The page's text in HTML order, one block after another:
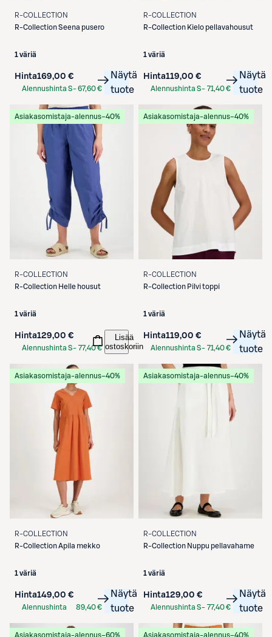
R-COLLECTION
R-CollectionSeena pusero
1 väriä
Hinta169,00 €
Alennushinta S-67,60 €
Näytä
tuote
R-COLLECTION
R-Collection Kielo pellavahousut
1 väriä
Hinta119,00 €
Alennushinta S- 71,40 €
Näytä
tuote
Asiakasomistaja-alennus−40%
R-COLLECTION
R-Collection Helle housut
1 väriä
Hinta129,00 €
Alennushinta S- 77,40 €
Lisää
ostoskoriin
Asiakasomistaja-alennus−40%
R-COLLECTION
R-Collection Pilvi toppi
1 väriä
Hinta119,00 €
Alennushinta S- 71,40 €
Näytä
tuote
Asiakasomistaja-alennus−40%
R-COLLECTION
R-CollectionApila mekko
1 väriä
Hinta149,00 €
Alennushinta
89,40 €
Näytä
tuote
Asiakasomistaja-alennus−40%
R-COLLECTION
R-Collection Nuppu pellavahame
1 väriä
Hinta129,00 €
Alennushinta S- 77,40 €
Näytä
tuote
Asiakasomistaja-alennus−60% Asiakasomistaja-alennus−40%